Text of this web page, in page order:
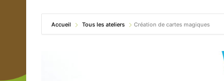
Accueil Tous les ateliers Création de cartes magiques